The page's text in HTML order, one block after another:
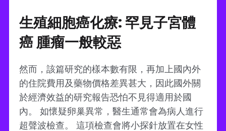
生殖細胞癌化療: 罕見子宮體
癌 腫瘤一般較惡
然而，該篇研究的樣本數有限，再加上國內外
的住院費用及藥物價格差異甚大，因此國外關
於經濟效益的研究報告恐怕不見得適用於國
內。 如懷疑卵巢異常，醫生通常會為病人進行
超聲波檢查。 這項檢查會將小探針放置在女性